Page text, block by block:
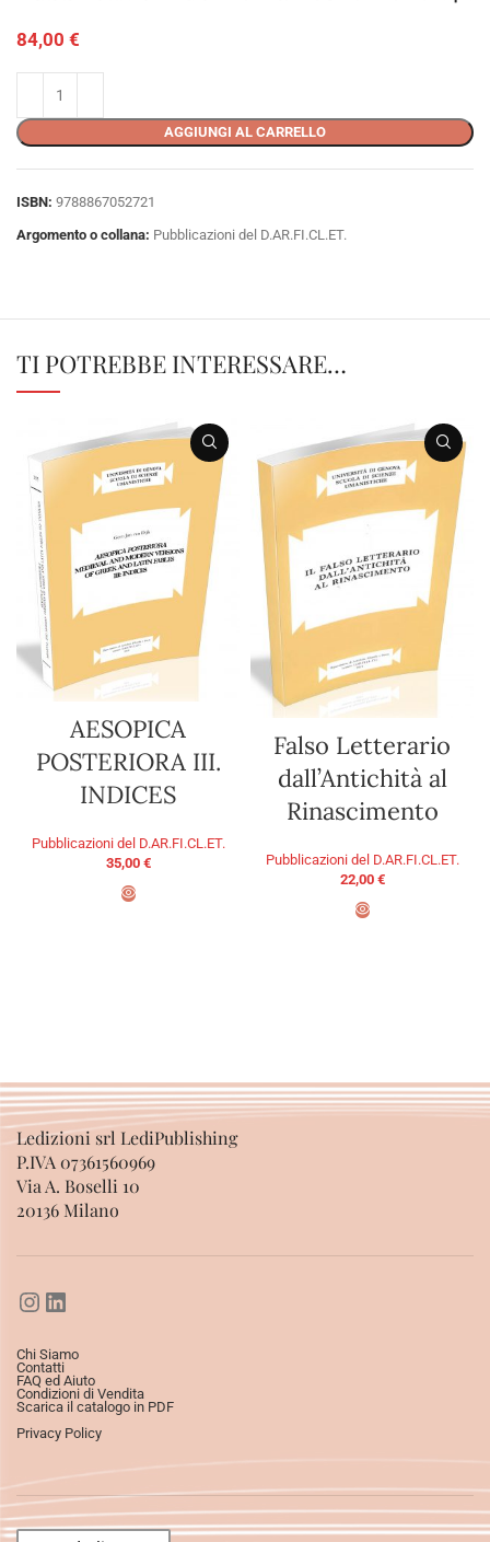
84,00 €
AGGIUNGI AL CARRELLO
ISBN: 9788867052721
Argomento o collana: Pubblicazioni del D.AR.FI.CL.ET.
TI POTREBBE INTERESSARE…
AESOPICA
POSTERIORA III.
INDICES
Pubblicazioni del D.AR.FI.CL.ET.
35,00 €
Falso Letterario
dall’Antichità al
Rinascimento
Pubblicazioni del D.AR.FI.CL.ET.
22,00 €
Ledizioni srl LediPublishing
P.IVA 07361560969
Via A. Boselli 10
20136 Milano
Chi Siamo
Contatti
FAQ ed Aiuto
Condizioni di Vendita
Scarica il catalogo in PDF
Privacy Policy